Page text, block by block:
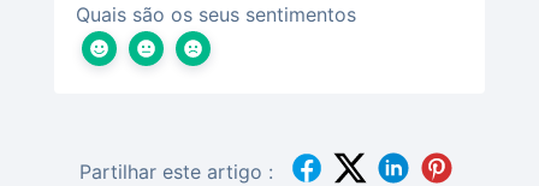
Quais são os seus sentimentos
Partilhar este artigo :